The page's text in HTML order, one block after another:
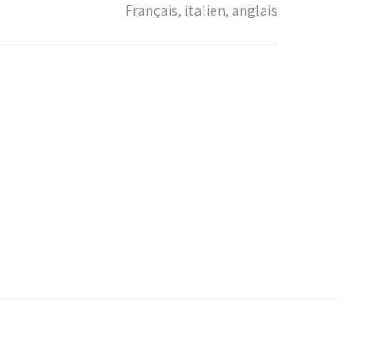
Français, italien, anglais